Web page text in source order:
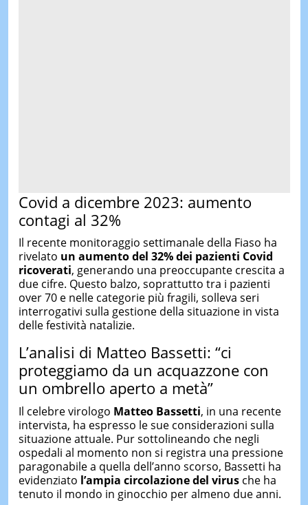
Covid a dicembre 2023: aumento
contagi al 32%
Il recente monitoraggio settimanale della Fiaso ha
rivelato un aumento del 32% dei pazienti Covid
ricoverati, generando una preoccupante crescita a
due cifre. Questo balzo, soprattutto tra i pazienti
over 70 e nelle categorie più fragili, solleva seri
interrogativi sulla gestione della situazione in vista
delle festività natalizie.
L’analisi di Matteo Bassetti: “ci
proteggiamo da un acquazzone con
un ombrello aperto a metà”
Il celebre virologo Matteo Bassetti, in una recente
intervista, ha espresso le sue considerazioni sulla
situazione attuale. Pur sottolineando che negli
ospedali al momento non si registra una pressione
paragonabile a quella dell’anno scorso, Bassetti ha
evidenziato l’ampia circolazione del virus che ha
tenuto il mondo in ginocchio per almeno due anni.